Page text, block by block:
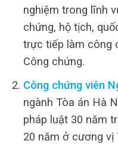
nghiệm trong lĩnh
chứng, hộ tịch,
trực tiếp làm công
Công chứng.
Công chứng viên
ngành Tòa án Hà
pháp luật 30 năm
20 năm ở cương vị